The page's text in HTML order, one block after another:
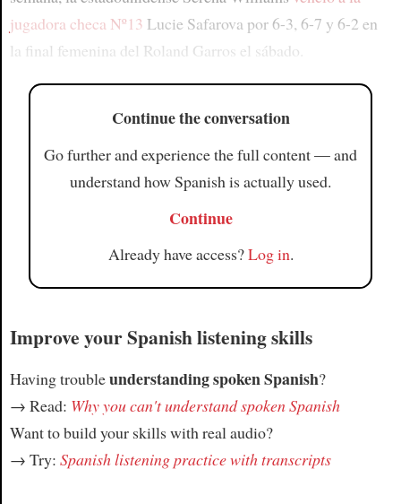
jugadora checa Nº13 Lucie Safarova por 6-3, 6-7 y 6-2 en
la final femenina del Roland Garros el sábado.
Continue the conversation
Go further and experience the full content — and
understand how Spanish is actually used.
Continue
Already have access?Log in.
Improve your Spanish listening skills
Having troubleunderstanding spoken Spanish?
→ Read: Why you can't understand spoken Spanish
Want to build your skills with real audio?
→ Try: Spanish listening practice with transcripts